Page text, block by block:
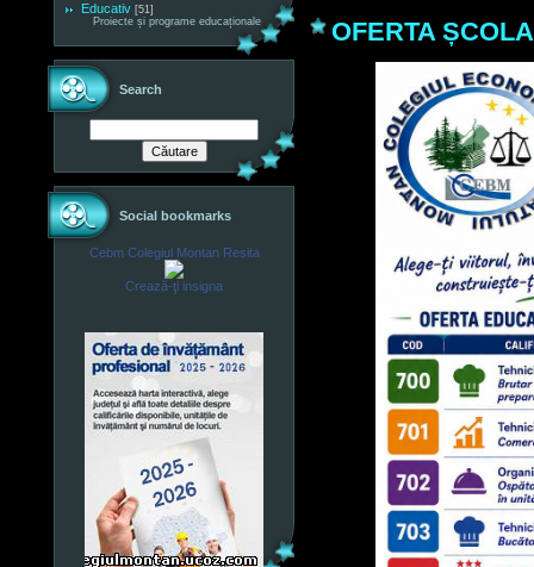
Educativ [51]
Proiecte și programe educaționale
Search
Social bookmarks
Cebm Colegiul Montan Resita
Crează-ţi insigna
OFERTA